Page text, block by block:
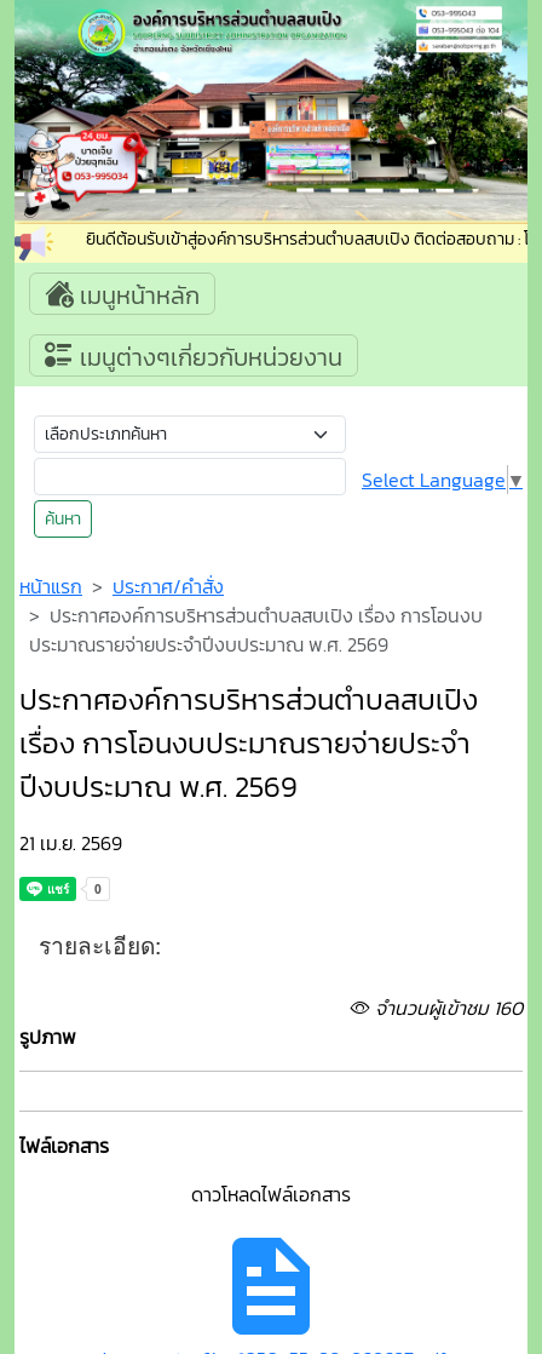
ยินดีต้อนรับเข้าสู่องค์การบริหารส่วนตำบลสบเปิง ติดต่อสอบถาม : โ
เมนูหน้าหลัก
เมนูต่างๆเกี่ยวกับหน่วยงาน
ค้นหา
Select Language ▼
หน้าแรก
ประกาศ/คำสั่ง
ประกาศองค์การบริหารส่วนตำบลสบเปิง เรื่อง การโอนงบ
ประมาณรายจ่ายประจำปีงบประมาณ พ.ศ. 2569
ประกาศองค์การบริหารส่วนตำบลสบเปิง
เรื่อง การโอนงบประมาณรายจ่ายประจำ
ปีงบประมาณ พ.ศ. 2569
21 เม.ย. 2569
รายละเอียด:
จำนวนผู้เข้าชม 160
รูปภาพ
ไฟล์เอกสาร
ดาวโหลดไฟล์เอกสาร